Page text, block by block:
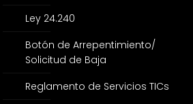
Ley 24.240
Botón de Arrepentimiento/
Solicitud de Baja
Reglamento de Servicios TICs